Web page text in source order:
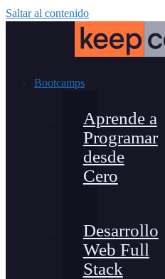
Saltar al contenido
Bootcamps
Aprende a
Programar
desde
Cero
Desarrollo
Web Full
Stack